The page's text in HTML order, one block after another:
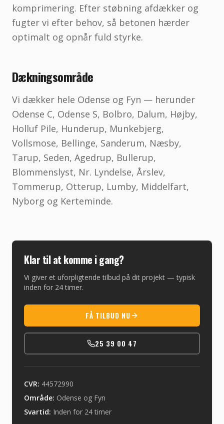
komprimering. Efter støbning afdækker og
fugter vi efter behov, så betonen hærder
optimalt og opnår fuld styrke.
Dækningsområde
Vi dækker hele Odense og Fyn — herunder
Odense C, Odense S, Bolbro, Dalum, Højby,
Holluf Pile, Hunderup, Munkebjerg,
Vollsmose, Bellinge, Sanderum, Næsby,
Tarup, Seden, Agedrup, Bullerup,
Blommenslyst, Nr. Lyndelse, Årslev,
Tommerup, Otterup, Lumby, Middelfart,
Nyborg og Kerteminde.
Klar til at komme i gang?
Vi giver et uforpligtende tilbud på dit projekt — typisk
inden for 24 timer.
FÅ TILBUD NU
25 39 00 47
CVR: 44572990
Område: Odense og Fyn
Svartid: Inden for 24 timer